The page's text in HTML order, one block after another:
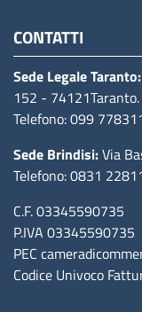
CONTATTI
Sede Legale Taranto:
152 - 74121Taranto.
Telefono: 099
Sede Brindisi:Via
Telefono: 0831
C.F. 03345590735
P.IVA 03345590735
PEC
Codice Univoco